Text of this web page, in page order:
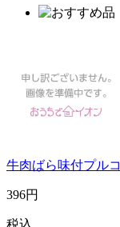
牛肉ばら味付プル
396円
税込